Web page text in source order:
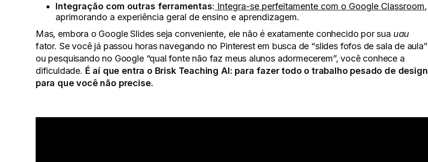
Integração com outras ferramentas: Integra-se perfeitamente com o Google Classroom,
aprimorando a experiência geral de ensino e aprendizagem.
Mas, embora o Google Slides seja conveniente, ele não é exatamente conhecido por sua uau
fator. Se você já passou horas navegando no Pinterest em busca de “slides fofos de sala de aula”
ou pesquisando no Google “qual fonte não faz meus alunos adormecerem”, você conhece a
dificuldade. É aí que entra o Brisk Teaching AI: para fazer todo o trabalho pesado de design
para que você não precise.